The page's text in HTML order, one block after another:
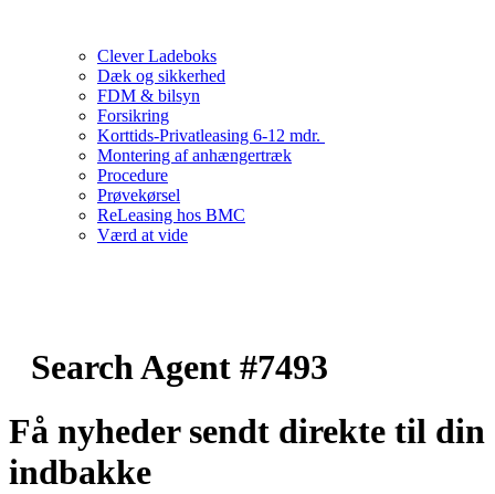
Clever Ladeboks
Dæk og sikkerhed
FDM & bilsyn
Forsikring
Korttids-Privatleasing 6-12 mdr.
Montering af anhængertræk
Procedure
Prøvekørsel
ReLeasing hos BMC
Værd at vide
Search Agent #7493
Få nyheder sendt direkte til din
indbakke